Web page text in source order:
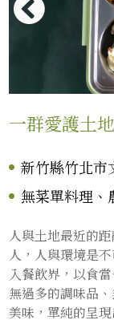
一群愛護土
新竹縣竹北市
無菜單料理、
人與土地最近的
人，人與環境是
入餐飲界，以食
無過多的調味品
美味，單純的呈現